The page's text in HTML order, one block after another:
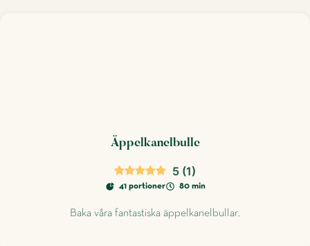
Äppelkanelbulle
5 (1)
41 portioner 80 min
Baka våra fantastiska äppelkanelbullar.